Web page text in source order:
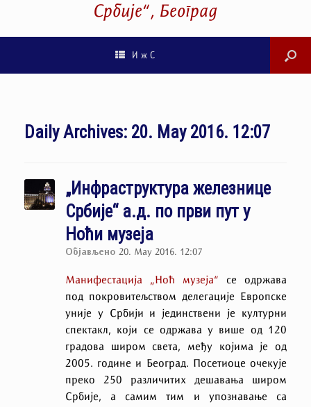
Србије“, Београд
И ж С
Daily Archives: 20. May 2016. 12:07
„Инфраструктура железнице
Србије“ а.д. по први пут у
Ноћи музеја
Објављено 20. May 2016. 12:07
Манифестација „Ноћ музеја“ се одржава
под покровитељством делегације Европске
уније у Србији и јединствени је културни
спектакл, који се одржава у више од 120
градова широм света, међу којима је од
2005. године и Београд. Посетиоце очекује
преко 250 различитих дешавања широм
Србије, а самим тим и упознавање са